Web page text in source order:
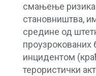
смањење ризика
становништва,
средине од
инцидентом
терористички